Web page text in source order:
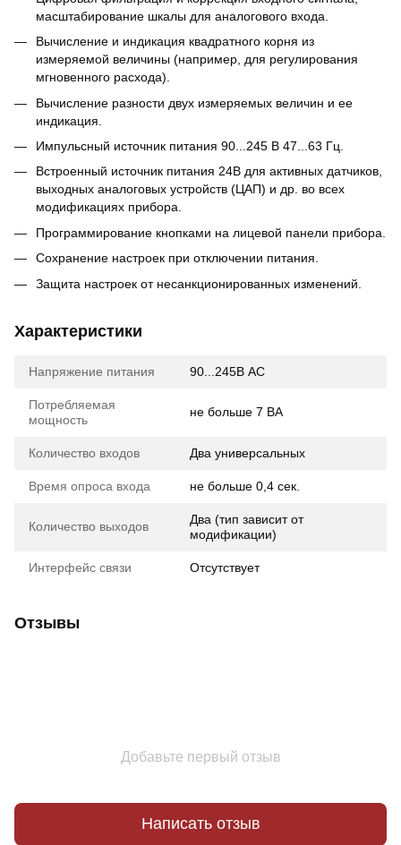
масштабирование шкалы для аналогового входа.
Вычисление и индикация квадратного корня из
измеряемой величины (например, для регулирования
мгновенного расхода).
Вычисление разности двух измеряемых величин и ее
индикация.
Импульсный источник питания 90...245 В 47...63 Гц.
Встроенный источник питания 24В для активных датчиков,
выходных аналоговых устройств (ЦАП) и др. во всех
модификациях прибора.
Программирование кнопками на лицевой панели прибора.
Сохранение настроек при отключении питания.
Защита настроек от несанкционированных изменений.
Характеристики
Напряжение питания 90...245В AC
Потребляемая
мощность
не больше 7 ВА
Количество входов Два универсальных
Время опроса входа не больше 0,4 сек.
Количество выходов
Два (тип зависит от
модификации)
Интерфейс связи Отсутствует
Отзывы
Добавьте первый отзыв
Написать отзыв